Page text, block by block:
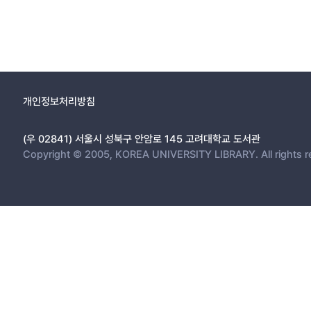
개인정보처리방침
(우 02841) 서울시 성북구 안암로 145 고려대학교 도서관
Copyright © 2005, KOREA UNIVERSITY LIBRARY. All rights